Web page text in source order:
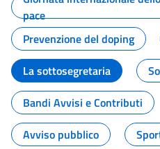
pace
Prevenzione del doping
La sottosegretaria
Bandi Avvisi e Contributi
Avviso pubblico